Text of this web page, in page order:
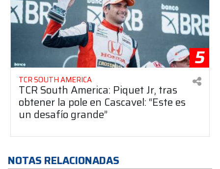
5
TCR SOUTH AMERICA
TCR South America: Piquet Jr, tras
obtener la pole en Cascavel: “Este es
un desafío grande”
NOTAS RELACIONADAS